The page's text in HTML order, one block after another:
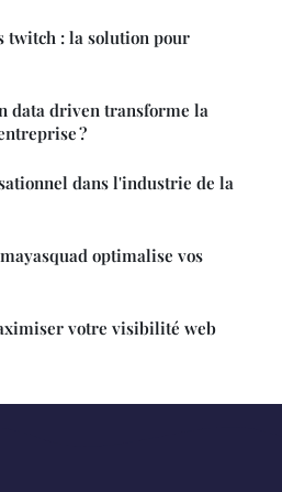
twitch : la solution pour
data driven transforme la
?
dans l'industrie de la
optimalise vos
votre visibilité web